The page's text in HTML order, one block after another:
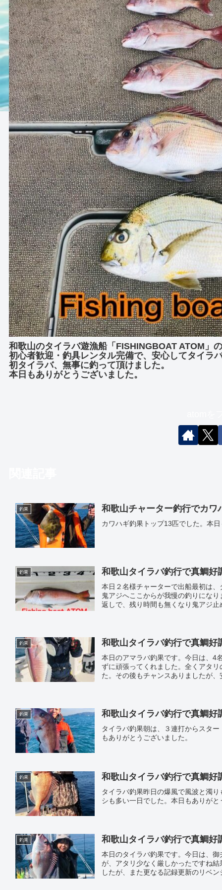
和歌山のタイラバ遊漁船「FISHINGBOAT ATOM」
初心者歓迎・釣具レンタル完備で、安心してタイラ
初タイラバ、無事に釣って頂けました。
本日もありがとうございました。
釣果 和歌山チャーター釣行でカ
カワハギ釣果トップ13匹でした。本
釣果 和歌山タイラバ釣行で真鯛
本日２名様チャーターで出船最初は
鬼アジへここからが我慢の釣りにな
返しで、残り時間も無くなり鬼アジ
釣果 和歌山タイラバ釣行で真鯛
本日のアマラバ釣果です。今日は、4
ずに頑張ってくれました。全くアタ
た。その後もチャンスありましたが
釣果 和歌山タイラバ釣行で真鯛
タイラバ釣果朝は、３連打からスタ
もありがとうございました。
釣果 和歌山タイラバ釣行で真鯛
タイラバ釣果昨日の爆風で風波と濁
シも多い一日でした。本日もありが
釣果 和歌山タイラバ釣行で真鯛
本日のタイラバ釣果です。今日は、
が、アタリ少なく厳しかったですね
したが、また更なる記録更新のリベ